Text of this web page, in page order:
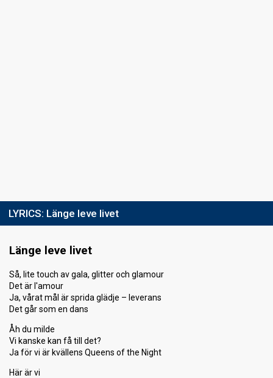
LYRICS: Länge leve livet
Länge leve livet
Så, lite touch av gala, glitter och glamour
Det är l'amour
Ja, vårat mål är sprida glädje – leverans
Det går som en dans
Åh du milde
Vi kanske kan få till det?
Ja för vi är kvällens Queens of the Night
Här är vi